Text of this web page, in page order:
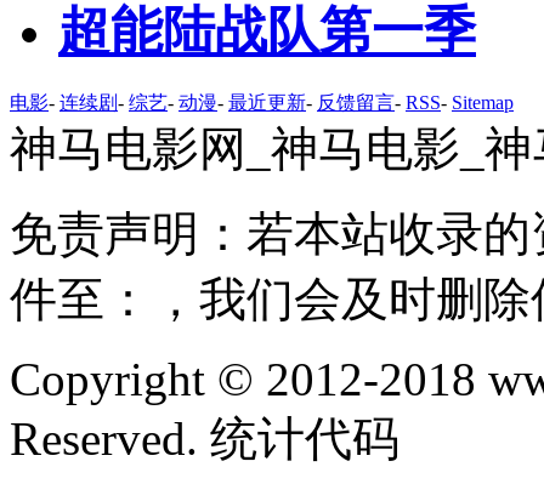
超能陆战队第一季
电影- 连续剧- 综艺- 动漫- 最近更新- 反馈留言- RSS- Sitemap
神马电影网_神马电影_
免责声明：若本站收录
件至：，我们会及时删
Copyright © 2012-2018
Reserved. 统计代码